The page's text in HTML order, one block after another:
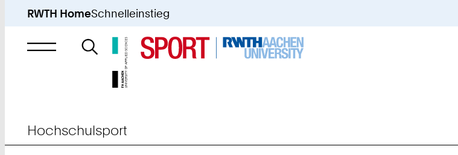
RWTH HomeSchnelleinstieg
Suche
nach
Hochschulsport